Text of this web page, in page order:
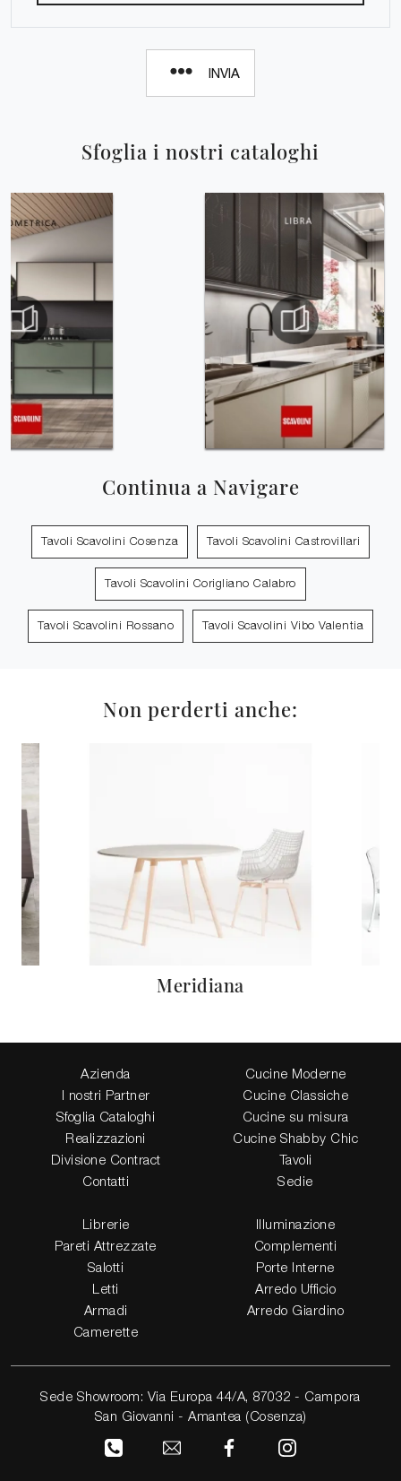
Sfoglia i nostri cataloghi
Continua a Navigare
Tavoli Scavolini Cosenza Tavoli Scavolini Castrovillari
Tavoli Scavolini Corigliano Calabro
Tavoli Scavolini Rossano Tavoli Scavolini Vibo Valentia
INVIA
Non perderti anche:
Meridiana
Azienda
I nostri Partner
Sfoglia Cataloghi
Realizzazioni
Divisione Contract
Contatti
Cucine Moderne
Cucine Classiche
Cucine su misura
Cucine Shabby Chic
Tavoli
Sedie
Librerie
Pareti Attrezzate
Salotti
Letti
Armadi
Camerette
Illuminazione
Complementi
Porte Interne
Arredo Ufficio
Arredo Giardino
Sede Showroom: Via Europa 44/A, 87032 - Campora
San Giovanni - Amantea (Cosenza)